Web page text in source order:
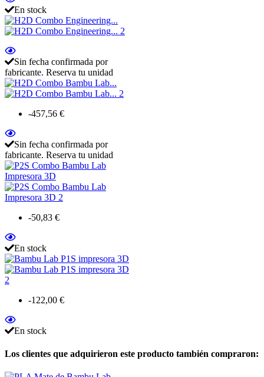
En stock
Sin fecha confirmada por
fabricante. Reserva tu unidad
-457,56 €
Sin fecha confirmada por
fabricante. Reserva tu unidad
-50,83 €
En stock
-122,00 €
En stock
Los clientes que adquirieron este producto también compraron: